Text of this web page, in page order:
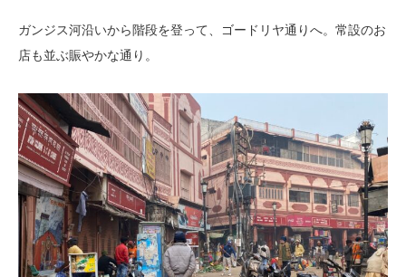
ガンジス河沿いから階段を登って、ゴードリヤ通りへ。常設のお
店も並ぶ賑やかな通り。